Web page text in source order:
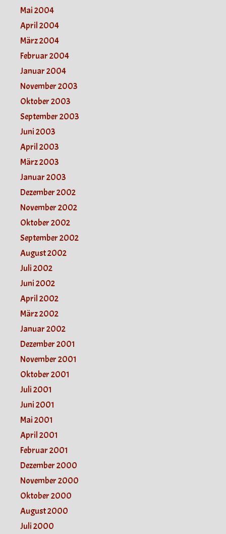
Mai 2004
April 2004
März 2004
Februar 2004
Januar 2004
November 2003
Oktober 2003
September 2003
Juni 2003
April 2003
März 2003
Januar 2003
Dezember 2002
November 2002
Oktober 2002
September 2002
August 2002
Juli 2002
Juni 2002
April 2002
März 2002
Januar 2002
Dezember 2001
November 2001
Oktober 2001
Juli 2001
Juni 2001
Mai 2001
April 2001
Februar 2001
Dezember 2000
November 2000
Oktober 2000
August 2000
Juli 2000